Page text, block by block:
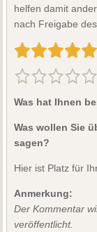
helfen damit
nach Freigabe
Was hat Ihnen
Was wollen Sie
sagen?
Hier ist Platz für
Anmerkung:
Der Kommentar
veröffentlicht.